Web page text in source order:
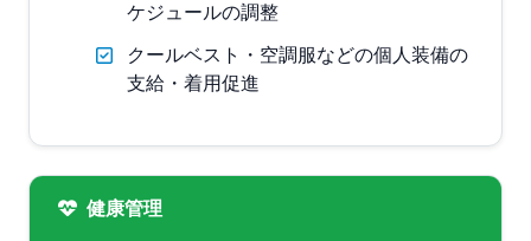
ケジュールの調整
クールベスト・空調服などの個人装備の
支給・着用促進
健康管理